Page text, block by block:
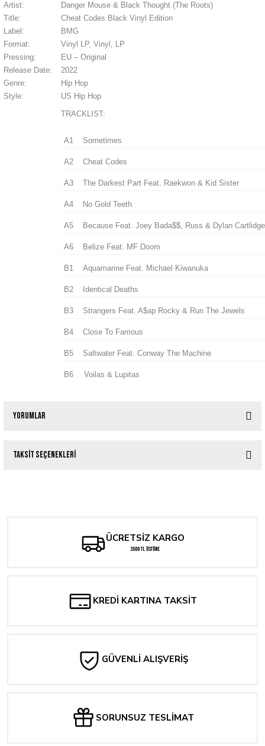
Artist:
Danger Mouse & Black Thought (The Roots)
Title:
Cheat Codes Black Vinyl Edition
Label:
BMG
Format:
Vinyl LP, Vinyl, LP
Pressing:
EU – Original
Release Date:
2022
Genre:
Hip Hop
Style:
US Hip Hop
TRACKLIST:
A1 Sometimes
A2 Cheat Codes
A3 The Darkest Part Feat. Raekwon & Kid Sister
A4 No Gold Teeth
A5 Because Feat. Joey Bada$$, Russ & Dylan Cartlidge
A6 Belize Feat. MF Doom
B1 Aquamarine Feat. Michael Kiwanuka
B2 Identical Deaths
B3 Strangers Feat. A$ap Rocky & Run The Jewels
B4 Close To Famous
B5 Saltwater Feat. Conway The Machine
B6 Voilas & Lupitas
Yorumlar
Taksit Seçenekleri
ÜCRETSİZ KARGO
3500 TL ÜSTÜNE
KREDİ KARTINA TAKSİT
GÜVENLİ ALIŞVERİŞ
SORUNSUZ TESLİMAT